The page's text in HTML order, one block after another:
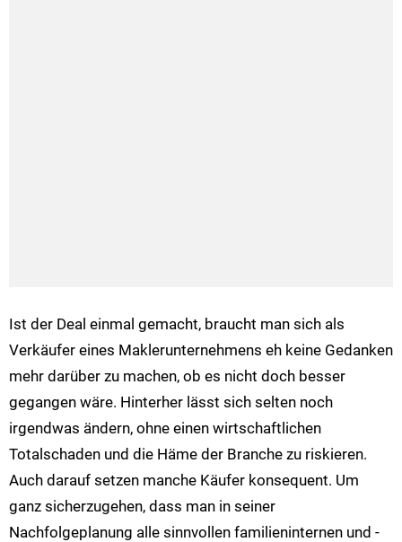
Ist der Deal einmal gemacht, braucht man sich als
Verkäufer eines Maklerunternehmens eh keine Gedanken
mehr darüber zu machen, ob es nicht doch besser
gegangen wäre. Hinterher lässt sich selten noch
irgendwas ändern, ohne einen wirtschaftlichen
Totalschaden und die Häme der Branche zu riskieren.
Auch darauf setzen manche Käufer konsequent. Um
ganz sicherzugehen, dass man in seiner
Nachfolgeplanung alle sinnvollen familieninternen und -